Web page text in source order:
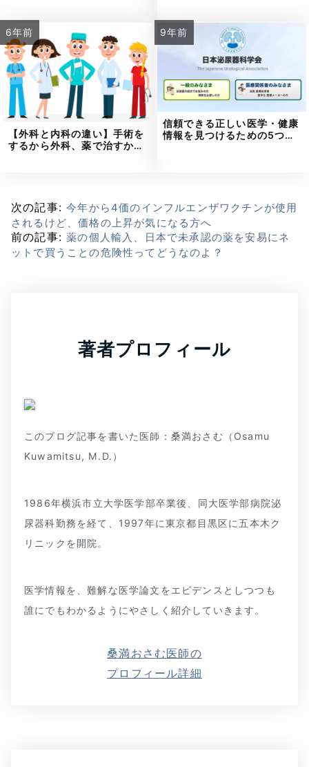
6年前
【外科と内科の違い】手術を
するから外科、薬で治すか…
9年前
信頼できる正しい医学・健康
情報を見つけるための5つ…
次の記事:今年から4価のインフルエンザワクチンが使用
されるけど、価格の上昇が気になる方へ
前の記事:薬の個人輸入、日本で未承認の薬を安易にネ
ットで買うことの危険性ってどうなのよ？
著者プロフィール
このブログ記事を書いた医師：桑満おさむ（Osamu
Kuwamitsu, M.D.）
1986年横浜市立大学医学部卒業後、同大医学部病院泌
尿器科勤務を経て、1997年に東京都目黒区に五本木ク
リニックを開院。
医学情報を、難解な医学論文をエビデンスとしつつも
誰にでもわかるようにやさしく紹介していきます。
桑満おさむ医師の
プロフィール詳細